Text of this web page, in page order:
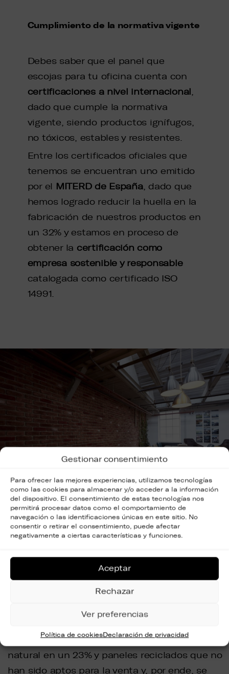
Gestionar consentimiento
Para ofrecer las mejores experiencias, utilizamos tecnologías
como las cookies para almacenar y/o acceder a la información
del dispositivo. El consentimiento de estas tecnologías nos
permitirá procesar datos como el comportamiento de
navegación o las identificaciones únicas en este sitio. No
consentir o retirar el consentimiento, puede afectar
negativamente a ciertas características y funciones.
Aceptar
Rechazar
Ver preferencias
Política de cookiesDeclaración de privacidad
Cumplimiento de la normativa vigente
Debes saber que el panel que
escojas para tu oficina cuenta con
certificaciones a nivel internacional ,
dado que cumple la normativa
vigente, siendo productos ignífugos,
no tóxicos, estables y resistentes.
Entre los certificados oficiales que
tenemos se encuentran uno emitido
por el MITERD de España, dado que
hemos logrado reducir la huella en la
fabricación de nuestros productos en
un 32% y estamos en proceso de
obtener la certificación como
empresa sostenible y responsable
catalogada como certificado ISO
14991.
Sostenibilidad
Todos losrevestimientos de Panespol siguen
los principios de sostenibilidad
medio ambiente. Para ello, los fabricamos con
como PET reciclado en un 22%, materia prima
natural en un 23% y paneles reciclados que no
han sido aptos para la venta y, por ende, se